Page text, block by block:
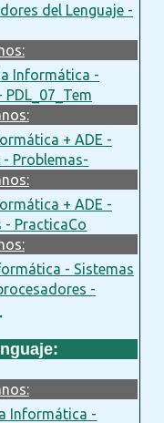
del Lenguaje -
Informática -
+ ADE -
Problemas-
+ ADE -
- PracticaCo
- Sistemas
-
Informática -